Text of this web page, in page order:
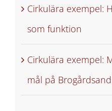
Cirkulära exempel:
som funktion
Cirkulära exempel:
mål på Brogårdsand